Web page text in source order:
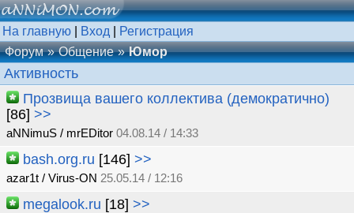
На главную Вход
Регистрация
Форум
Общение Юмор
Активность
Прозвища вашего коллектива (демократично)
[86] >>
aNNimuS / mrEDitor 04.08.14 / 14:33
bash.org.ru [146] >>
azar1t / Virus-ON 25.05.14 / 12:16
megalook.ru [18] >>